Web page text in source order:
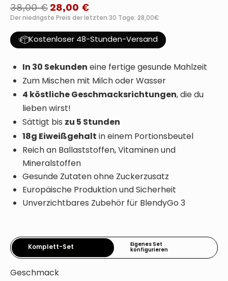
5.00 von 5,
basierend
auf
38,00€Ursprünglicher
Preis
war:
38,00 €
28,00 €
Preis
ist:
28,00 €.
Der niedrigste Preis der letzten 30 Tage: 28,00€
Kostenloser 48-Stunden-Versand
In 30 Sekundeneine fertige gesunde Mahlzeit
Zum Mischen mit Milch oder Wasser
4 köstliche Geschmacksrichtungen, die du
lieben wirst!
Sättigt bis zu 5 Stunden
18g Eiweißgehaltin einem Portionsbeutel
Reich an Ballaststoffen, Vitaminen und
Mineralstoffen
Gesunde Zutaten ohne Zuckerzusatz
Europäische Produktion und Sicherheit
Unverzichtbares Zubehör für BlendyGo 3
Komplett-Set Eigenes Set
konfigurieren
Geschmack